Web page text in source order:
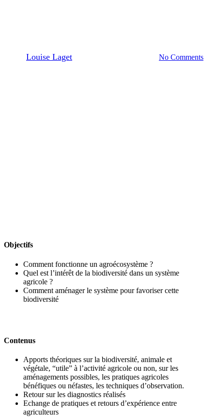
Louise Laget No Comments
Objectifs
Comment fonctionne un agroécosystème ?
Quel est l’intérêt de la biodiversité dans un système
agricole ?
Comment aménager le système pour favoriser cette
biodiversité
Contenus
Apports théoriques sur la biodiversité, animale et
végétale, “utile” à l’activité agricole ou non, sur les
aménagements possibles, les pratiques agricoles
bénéfiques ou néfastes, les techniques d’observation.
Retour sur les diagnostics réalisés
Echange de pratiques et retours d’expérience entre
agriculteurs